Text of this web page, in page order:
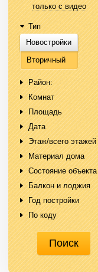
только с видео
Тип
Новостройки
Вторичный
Район:
Комнат
Площадь
Дата
Этаж/всего этажей
Материал дома
Состояние объекта
Балкон и лоджия
Год постройки
По коду